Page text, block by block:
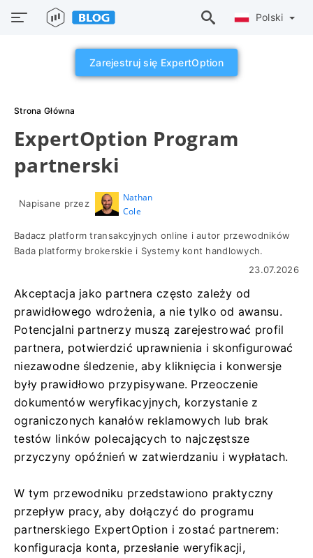
Polski
Zarejestruj się ExpertOption
Strona Główna
ExpertOption Program
partnerski
Napisane przez
Nathan
Cole
Badacz platform transakcyjnych online i autor przewodników
Bada platformy brokerskie i Systemy kont handlowych.
23.07.2026
Akceptacja jako partnera często zależy od
prawidłowego wdrożenia, a nie tylko od awansu.
Potencjalni partnerzy muszą zarejestrować profil
partnera, potwierdzić uprawnienia i skonfigurować
niezawodne śledzenie, aby kliknięcia i konwersje
były prawidłowo przypisywane. Przeoczenie
dokumentów weryfikacyjnych, korzystanie z
ograniczonych kanałów reklamowych lub brak
testów linków polecających to najczęstsze
przyczyny opóźnień w zatwierdzaniu i wypłatach.
W tym przewodniku przedstawiono praktyczny
przepływ pracy, aby dołączyć do programu
partnerskiego ExpertOption i zostać partnerem:
konfiguracja konta, przesłanie weryfikacji,